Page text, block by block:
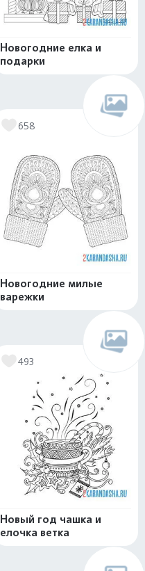
Новогодние елка и
подарки
658
Новогодние милые
варежки
493
Новый год чашка и
елочка ветка